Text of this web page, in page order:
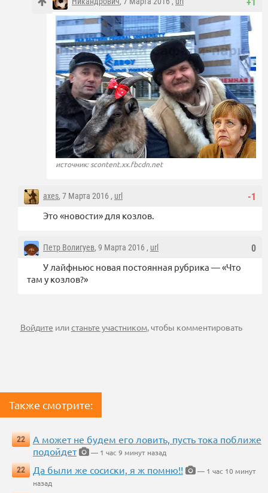
источник: scontent.xx.fbcdn.net
-1
axes, 7 Марта 2016 , url
Это «новости» для козлов.
0
Петр Волигуев, 9 Марта 2016 , url
У лайфньюс новая постоянная рубрика — «Что
там у козлов?»
Войдите илистаньте участником, чтобы комментировать
Также смотрите:
22
А может не будем его ловить, пусть тока поближе
подойдет
— 1 час 9 минут назад
22
Да были же сосиски, я ж помню!!
— 1 час 10 минут
назад